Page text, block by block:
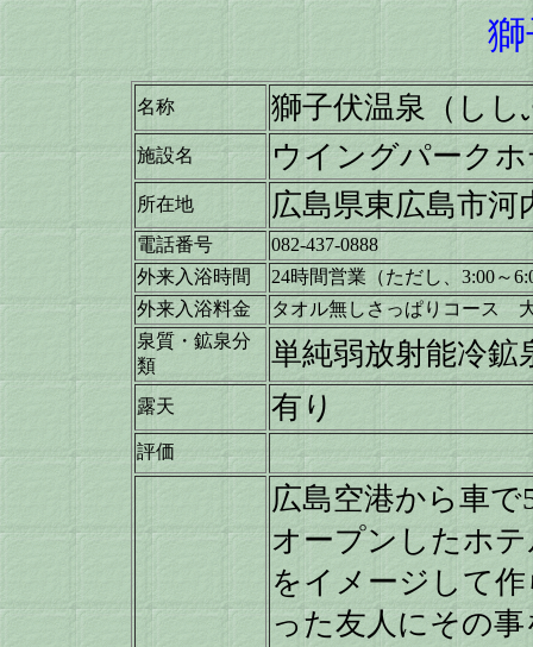
名称 獅子伏温泉（し
施設名 ウイングパーク
所在地 広島県東広島市河
電話番号
082-437-0888
外来入浴時間
24時間営業（ただし、3:00～
外来入浴料金
タオル無しさっぱりコース
泉質・鉱泉分
類
単純弱放射能冷鉱
露天 有り
評価
広島空港から車で
オープンしたホ
をイメージして
った友人にその